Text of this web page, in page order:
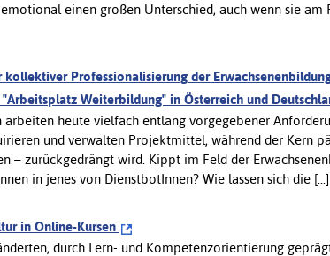
einen großen Unterschied, auch wenn sie am
kollektiver Professionalisierung der
Weiterbildung" in Österreich und
arbeiten heute vielfach entlang vorgegebener
und verwalten Projektmittel, während der Kern
– zurückgedrängt wird. Kippt im Feld der
in jenes von DienstbotInnen? Wie lassen sich die [...]
in Online-Kursen
durch Lern- und Kompetenzorientierung